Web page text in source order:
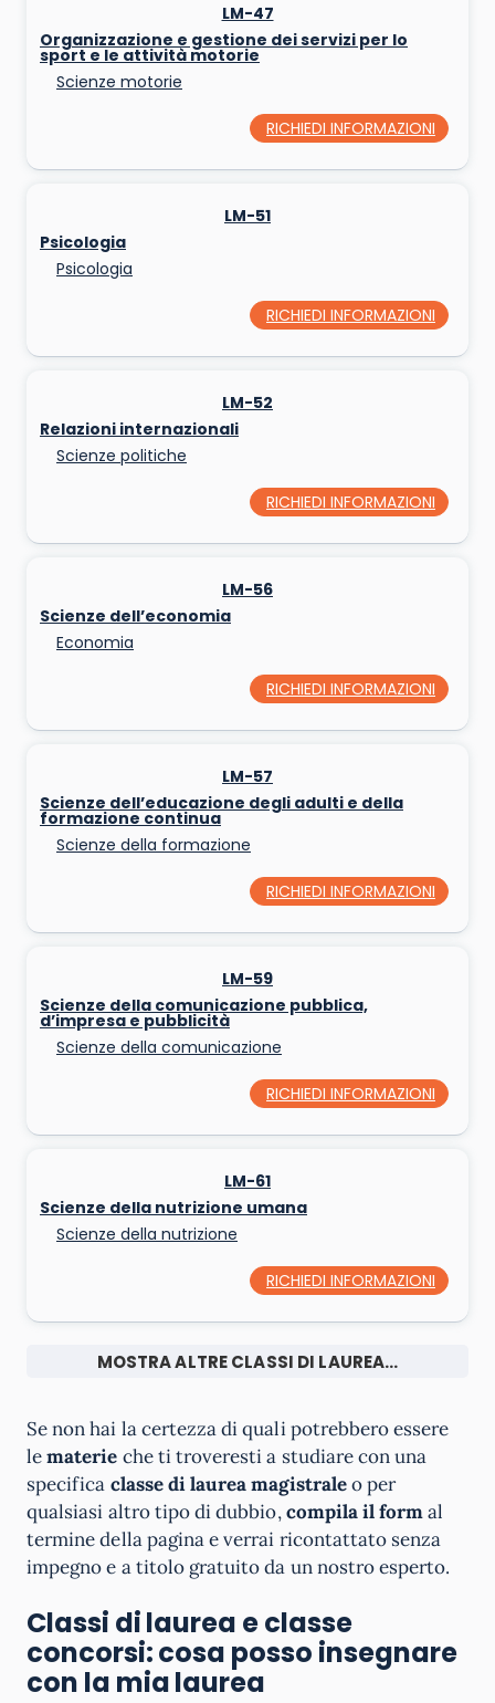
LM-47
Organizzazione e gestione dei servizi per lo
sport e le attività motorie
Scienze motorie
RICHIEDI INFORMAZIONI
LM-51
Psicologia
Psicologia
RICHIEDI INFORMAZIONI
LM-52
Relazioni internazionali
Scienze politiche
RICHIEDI INFORMAZIONI
LM-56
Scienze dell’economia
Economia
RICHIEDI INFORMAZIONI
LM-57
Scienze dell’educazione degli adulti e della
formazione continua
Scienze della formazione
RICHIEDI INFORMAZIONI
LM-59
Scienze della comunicazione pubblica,
d’impresa e pubblicità
Scienze della comunicazione
RICHIEDI INFORMAZIONI
LM-61
Scienze della nutrizione umana
Scienze della nutrizione
RICHIEDI INFORMAZIONI
MOSTRA ALTRE CLASSI DI LAUREA...
Se non hai la certezza di quali potrebbero essere
lematerie che ti troveresti a studiare con una
specifica classe di laurea magistraleo per
qualsiasi altro tipo di dubbio,compila il formal
termine della pagina e verrai ricontattato senza
impegno e a titolo gratuito da un nostro esperto.
Classi di laurea e classe
concorsi: cosa posso insegnare
con la mia laurea